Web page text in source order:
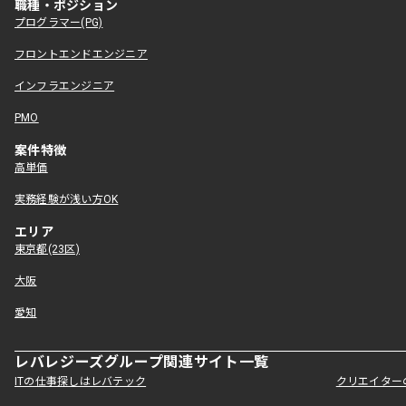
職種・ポジション
プログラマー(PG)
フロントエンドエンジニア
インフラエンジニア
PMO
案件特徴
高単価
実務経験が浅い方OK
エリア
東京都(23区)
大阪
愛知
レバレジーズグループ関連サイト一覧
ITの仕事探しはレバテック クリエイタ